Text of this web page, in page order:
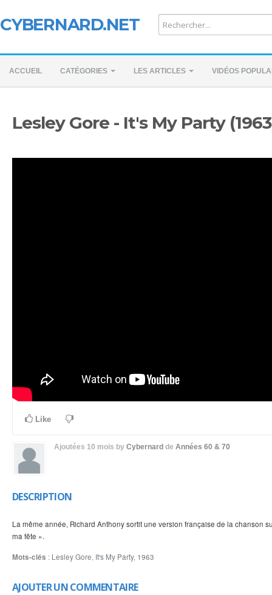
CYBERNARD.NET
ACCUEIL CATÉGORIES LES ARTICLES VIDÉOS
Lesley Gore - It's My Party
Like
Ajoutées 10 mois by Cybernard de Années 60 & 70
DESCRIPTION
La même année, Richard Anthony sortit une version française de la chanson
ma fête ».
Mots-clés : Lesley Gore, It's My Party, 1963
AJOUTER UN COMMENTAIRE